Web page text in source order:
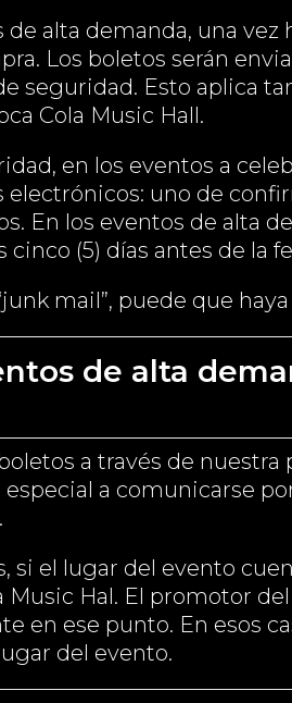
de alta demanda, una
Los boletos serán
seguridad. Esto aplica
Cola Music Hall.
en los eventos a
electrónicos: uno de
En los eventos de alta
cinco (5) días antes de la
mail”, puede que
de alta
a través de
a comunicarse
si el lugar del evento
Music Hal. El promotor
en ese punto. En esos
del evento.